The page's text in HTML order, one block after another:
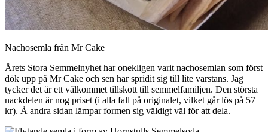
Nachosemla från Mr Cake
Årets Stora Semmelnyhet har onekligen varit nachosemlan som först
dök upp på Mr Cake och sen har spridit sig till lite varstans. Jag
tycker det är ett välkommet tillskott till semmelfamiljen. Den största
nackdelen är nog priset (i alla fall på originalet, vilket går lös på 57
kr). Å andra sidan lämpar formen sig väldigt väl för att dela.